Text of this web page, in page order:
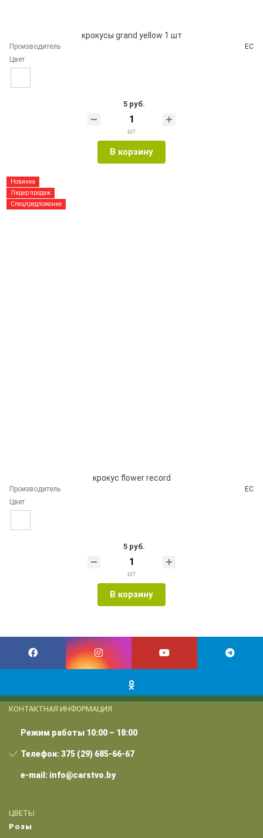
крокусы grand yellow 1 шт
Производитель
ЕС
Цвет
5 руб.
шт
В корзину
Новинка
Лидер продаж
Спецпредложение
крокус flower record
Производитель
ЕС
Цвет
5 руб.
шт
В корзину
КОНТАКТНАЯ ИНФОРМАЦИЯ
Режим работы 10:00 – 18:00
Телефон: 375 (29) 685-66-67
e-mail: info@carstvo.by
ЦВЕТЫ
Розы